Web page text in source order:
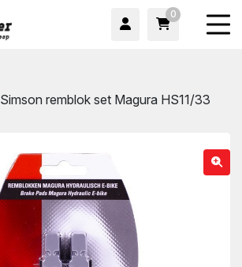
0
Simson remblok set Magura HS11/33